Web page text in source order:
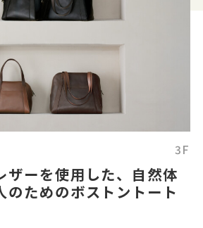
3F
ザーを使用した、自然体
のためのボストントート